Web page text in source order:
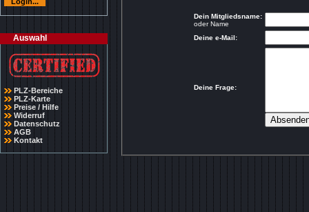
Auswahl
PLZ-Bereiche
PLZ-Karte
Preise / Hilfe
Widerruf
Datenschutz
AGB
Kontakt
Dein Mitgliedsname:
oder Name
Deine e-Mail:
Deine Frage: